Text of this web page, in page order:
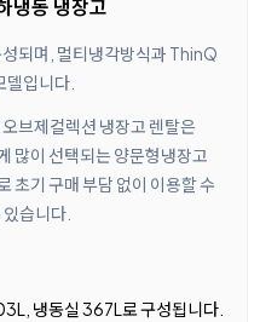
냉동 냉장고
되며, 멀티냉각방식과 ThinQ
입니다.
브제컬렉션 냉장고 렌탈은
많이 선택되는 양문형냉장고
초기 구매 부담 없이 이용할 수
습니다.
냉동실 367L로 구성됩니다.